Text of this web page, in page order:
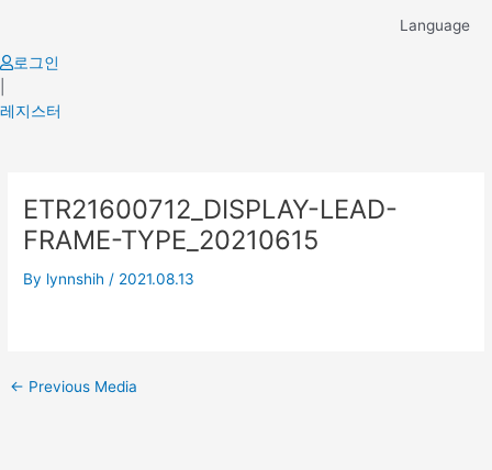
content
Language
로그인
레지스터
ETR21600712_DISPLAY-LEAD-
FRAME-TYPE_20210615
By lynnshih / 2021.08.13
navigation
← Previous Media